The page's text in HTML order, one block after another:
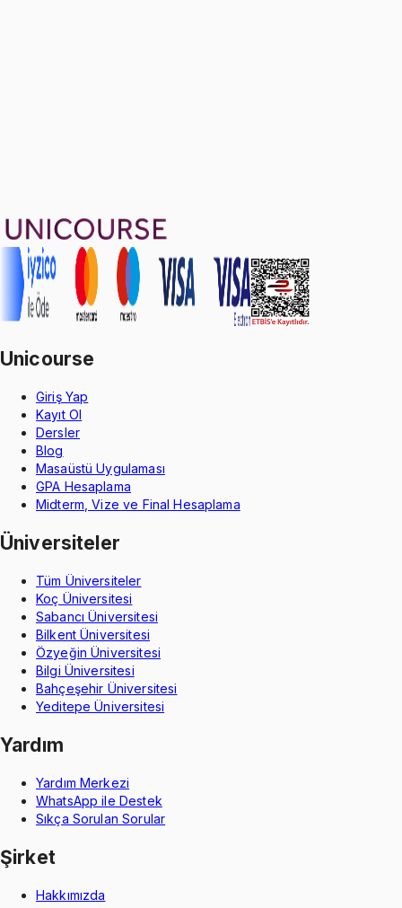
Unicourse
Giriş Yap
Kayıt Ol
Dersler
Blog
Masaüstü Uygulaması
GPA Hesaplama
Midterm, Vize ve Final Hesaplama
Üniversiteler
Tüm Üniversiteler
Koç Üniversitesi
Sabancı Üniversitesi
Bilkent Üniversitesi
Özyeğin Üniversitesi
Bilgi Üniversitesi
Bahçeşehir Üniversitesi
Yeditepe Üniversitesi
Yardım
Yardım Merkezi
WhatsApp ile Destek
Sıkça Sorulan Sorular
Şirket
Hakkımızda